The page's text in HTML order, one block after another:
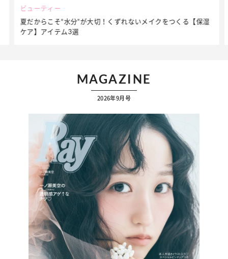
ファッション
簡単アレンジで別人顔に♡ こなれ感たっぷりの【そでロールア
ップ】着こなしテク
MAGAZINE
2026年9月号